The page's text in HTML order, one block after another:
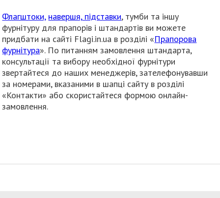
Флагштоки, навершя,підставки, тумби та іншу
фурнітуру для прапорів і штандартів ви можете
придбати на сайті Flagi.in.ua в розділі «Прапорова
фурнітура». По питанням замовлення штандарта,
консультації та вибору необхідної фурнітури
звертайтеся до наших менеджерів, зателефонувавши
за номерами, вказаними в шапці сайту в розділі
«Контакти» або скористайтеся формою онлайн-
замовлення.